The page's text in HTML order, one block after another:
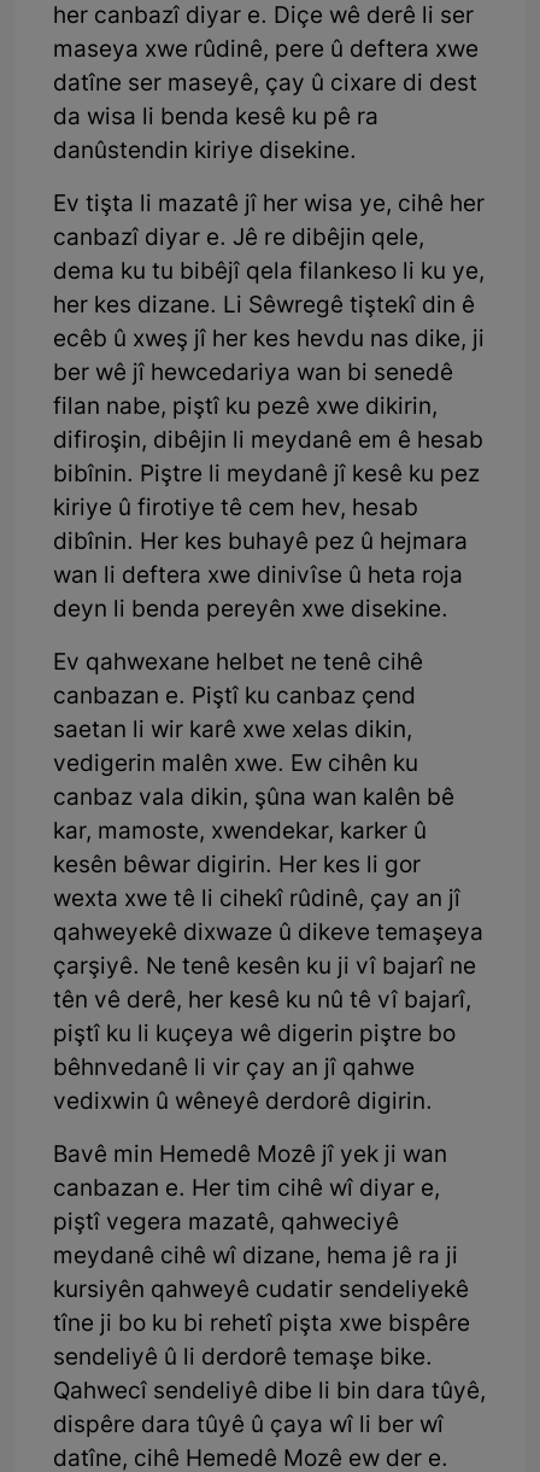
her canbazî diyar e. Diçe wê derê li ser
maseya xwe rûdinê, pere û deftera xwe
datîne ser maseyê, çay û cixare di dest
da wisa li benda kesê ku pê ra
danûstendin kiriye disekine.
Ev tişta li mazatê jî her wisa ye, cihê her
canbazî diyar e. Jê re dibêjin qele,
dema ku tu bibêjî qela filankeso li ku ye,
her kes dizane. Li Sêwregê tiştekî din ê
ecêb û xweş jî her kes hevdu nas dike, ji
ber wê jî hewcedariya wan bi senedê
filan nabe, piştî ku pezê xwe dikirin,
difiroşin, dibêjin li meydanê em ê hesab
bibînin. Piştre li meydanê jî kesê ku pez
kiriye û firotiye tê cem hev, hesab
dibînin. Her kes buhayê pez û hejmara
wan li deftera xwe dinivîse û heta roja
deyn li benda pereyên xwe disekine.
Ev qahwexane helbet ne tenê cihê
canbazan e. Piştî ku canbaz çend
saetan li wir karê xwe xelas dikin,
vedigerin malên xwe. Ew cihên ku
canbaz vala dikin, şûna wan kalên bê
kar, mamoste, xwendekar, karker û
kesên bêwar digirin. Her kes li gor
wexta xwe tê li cihekî rûdinê, çay an jî
qahweyekê dixwaze û dikeve temaşeya
çarşiyê. Ne tenê kesên ku ji vî bajarî ne
tên vê derê, her kesê ku nû tê vî bajarî,
piştî ku li kuçeya wê digerin piştre bo
bêhnvedanê li vir çay an jî qahwe
vedixwin û wêneyê derdorê digirin.
Bavê min Hemedê Mozê jî yek ji wan
canbazan e. Her tim cihê wî diyar e,
piştî vegera mazatê, qahweciyê
meydanê cihê wî dizane, hema jê ra ji
kursiyên qahweyê cudatir sendeliyekê
tîne ji bo ku bi rehetî pişta xwe bispêre
sendeliyê û li derdorê temaşe bike.
Qahwecî sendeliyê dibe li bin dara tûyê,
dispêre dara tûyê û çaya wî li ber wî
datîne, cihê Hemedê Mozê ew der e.